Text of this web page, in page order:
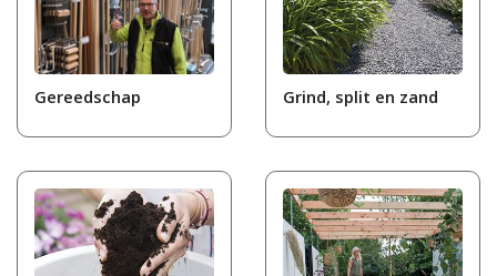
Gereedschap Grind, split en zand